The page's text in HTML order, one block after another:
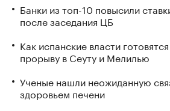
Банки из топ-10 повысили
после заседания ЦБ
Как испанские власти
прорыву в Сеуту и Мелилью
Ученые нашли неожиданную
здоровьем печени